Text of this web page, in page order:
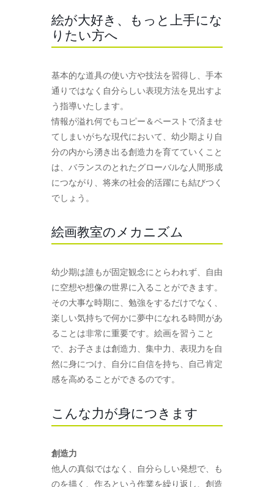
絵が大好き、もっと上手にな
りたい方へ
基本的な道具の使い方や技法を習得し、手本
通りではなく自分らしい表現方法を見出すよ
う指導いたします。
情報が溢れ何でもコピー＆ペーストで済ませ
てしまいがちな現代において、幼少期より自
分の内から湧き出る創造力を育てていくこと
は、バランスのとれたグローバルな人間形成
につながり、将来の社会的活躍にも結びつく
でしょう。
絵画教室のメカニズム
幼少期は誰もが固定観念にとらわれず、自由
に空想や想像の世界に入ることができます。
その大事な時期に、勉強をするだけでなく、
楽しい気持ちで何かに夢中になれる時間があ
ることは非常に重要です。絵画を習うこと
で、お子さまは創造力、集中力、表現力を自
然に身につけ、自分に自信を持ち、自己肯定
感を高めることができるのです。
こんな力が身につきます
創造力
他人の真似ではなく、自分らしい発想で、も
のを描く、作るという作業を繰り返し、創造